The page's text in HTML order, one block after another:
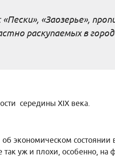
«Заозерье»,
раскупаемых в
середины ХIX века.
экономическом состоянии
уж и плохи, особенно, на